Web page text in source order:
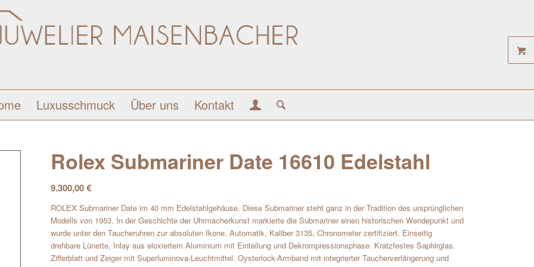
Luxusschmuck Über uns Kontakt
Rolex Submariner Date 16610 Edelstahl
9.300,00€
ROLEX Submariner Date im 40 mm Edelstahlgehäuse. Diese Submariner steht ganz in der Tradition des ursprünglichen
Modells von 1953. In der Geschichte der Uhrmacherkunst markierte die Submariner einen historischen Wendepunkt und
wurde unter den Taucheruhren zur absoluten Ikone. Automatik, Kaliber 3135, Chronometer zertifiziert. Einseitig
drehbare Lünette, Inlay aus eloxiertem Aluminium mit Einteilung und Dekrompressionsphase. Kratzfestes Saphirglas.
Zifferblatt und Zeiger mit Superluminova-Leuchtmittel. Oysterlock-Armband mit integrierter Taucherverlängerung und